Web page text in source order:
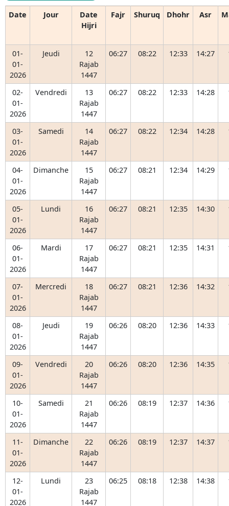
Date Jour
Date
Hijri
Fajr Shuruq Dhohr Asr
01-
01-
2026
Jeudi
12
Rajab
1447
06:27 08:22 12:33 14:27
02-
01-
2026
Vendredi
13
Rajab
1447
06:27 08:22 12:33 14:28
03-
01-
2026
Samedi
14
Rajab
1447
06:27 08:22 12:34 14:28
04-
01-
2026
Dimanche
15
Rajab
1447
06:27 08:21 12:34 14:29
05-
01-
2026
Lundi
16
Rajab
1447
06:27 08:21 12:35 14:30
06-
01-
2026
Mardi
17
Rajab
1447
06:27 08:21 12:35 14:31
07-
01-
2026
Mercredi
18
Rajab
1447
06:27 08:21 12:36 14:32
08-
01-
2026
Jeudi
19
Rajab
1447
06:26 08:20 12:36 14:33
09-
01-
2026
Vendredi
20
Rajab
1447
06:26 08:20 12:36 14:35
10-
01-
2026
Samedi
21
Rajab
1447
06:26 08:19 12:37 14:36
11-
01-
2026
Dimanche
22
Rajab
1447
06:26 08:19 12:37 14:37
12-
01-
2026
Lundi
23
Rajab
1447
06:25 08:18 12:38 14:38